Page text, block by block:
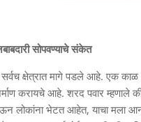
सोपवण्याचे संकेत
क्षेत्रात मागे पडले आहे. एक काळ
करायचे आहे. शरद पवार
लोकांना भेटत आहेत, याचा मला